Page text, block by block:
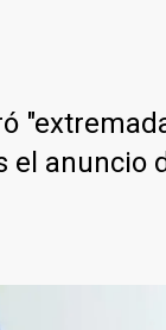
el anuncio